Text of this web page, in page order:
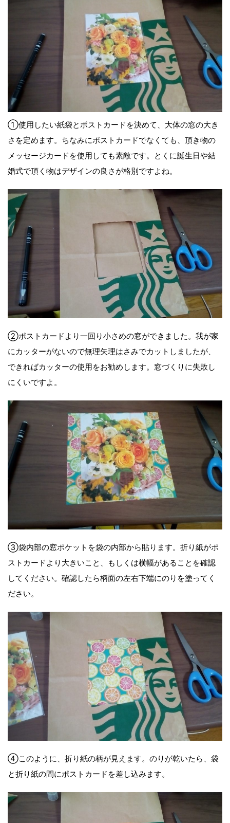
①使用したい紙袋とポストカードを決めて、大体の窓の大き
さを定めます。ちなみにポストカードでなくても、頂き物の
メッセージカードを使用しても素敵です。とくに誕生日や結
婚式で頂く物はデザインの良さが格別ですよね。
②ポストカードより一回り小さめの窓ができました。我が家
にカッターがないので無理矢理はさみでカットしましたが、
できればカッターの使用をお勧めします。窓づくりに失敗し
にくいですよ。
③袋内部の窓ポケットを袋の内部から貼ります。折り紙がポ
ストカードより大きいこと、もしくは横幅があることを確認
してください。確認したら柄面の左右下端にのりを塗ってく
ださい。
④このように、折り紙の柄が見えます。のりが乾いたら、袋
と折り紙の間にポストカードを差し込みます。